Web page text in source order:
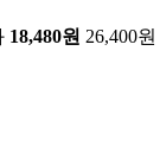
18,480원 26,400원